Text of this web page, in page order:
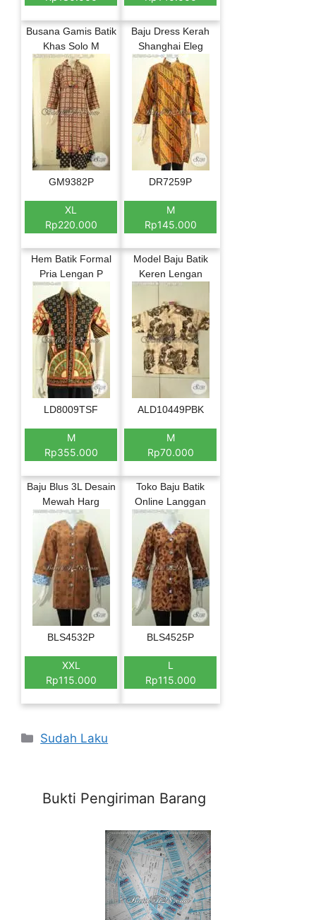
Busana Gamis Batik
Khas Solo M
GM9382P
XL
Rp220.000
Baju Dress Kerah
Shanghai Eleg
DR7259P
M
Rp145.000
Hem Batik Formal
Pria Lengan P
LD8009TSF
M
Rp355.000
Model Baju Batik
Keren Lengan
ALD10449PBK
M
Rp70.000
Baju Blus 3L Desain
Mewah Harg
BLS4532P
XXL
Rp115.000
Toko Baju Batik
Online Langgan
BLS4525P
L
Rp115.000
Categories
Sudah Laku
Bukti Pengiriman Barang